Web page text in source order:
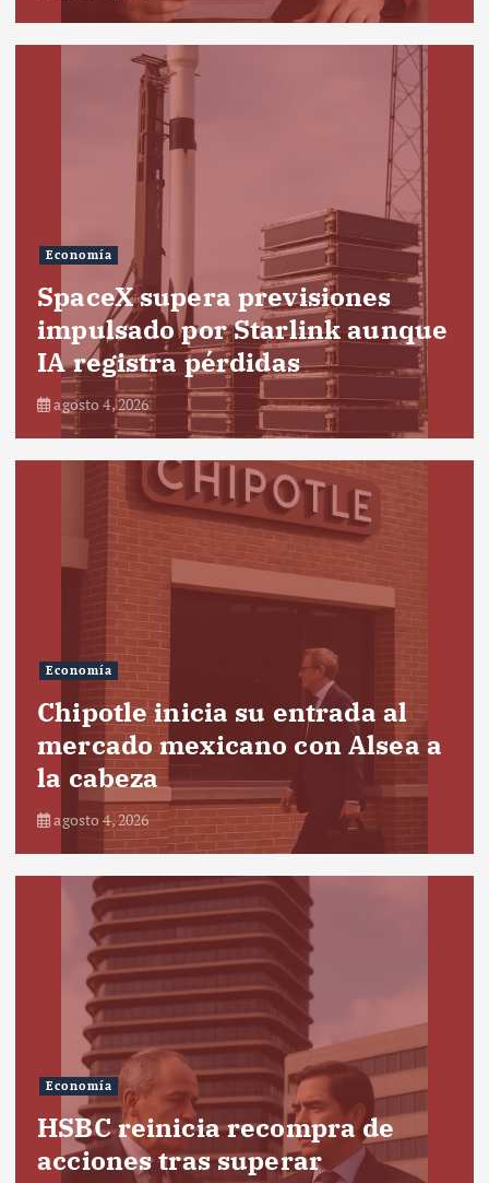
Economía
SpaceX supera previsiones
impulsado por Starlink aunque
IA registra pérdidas
agosto 4, 2026
Economía
Chipotle inicia su entrada al
mercado mexicano con Alsea a
la cabeza
agosto 4, 2026
Economía
HSBC reinicia recompra de
acciones tras superar